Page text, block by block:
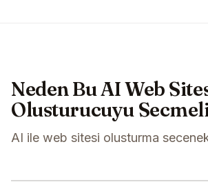
Neden Bu AI Web
Olusturucuyu
AI ile web sitesi olusturma